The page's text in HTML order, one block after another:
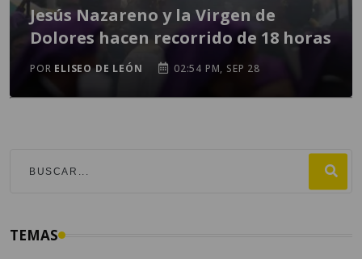
Jesús Nazareno y la Virgen de
Dolores hacen recorrido de 18 horas
POR ELISEO DE LEÓN 02:54 PM, SEP 28
TEMAS